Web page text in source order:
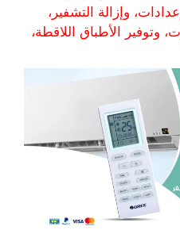
وإزالة التشفير،
وتوفير الأطباق اللاقطة،